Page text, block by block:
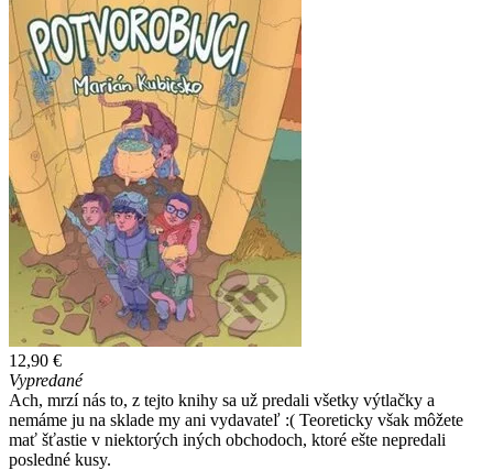
12,90 €
Vypredané
Ach, mrzí nás to, z tejto knihy sa už predali všetky výtlačky a
nemáme ju na sklade my ani vydavateľ :( Teoreticky však môžete
mať šťastie v niektorých iných obchodoch, ktoré ešte nepredali
posledné kusy.